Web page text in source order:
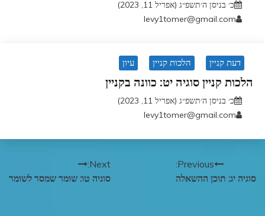
כ׳ בניסן ה׳תשפ״ג (אפריל 11, 2023)
levy1tomer@gmail.com
דעת קניין הלכות קניין עיון
הלכות קניין סוגיה יט: כוונה בקניין
כ׳ בניסן ה׳תשפ״ג (אפריל 11, 2023)
levy1tomer@gmail.com
Previous:
סוגיה יג: תוכן ההשאלה
Next:
סוגיה טו: שומר שמסר לשומר